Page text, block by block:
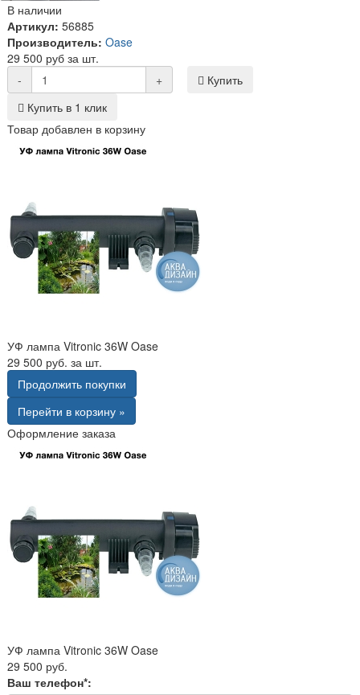
В наличии
Артикул: 56885
Производитель: Oase
29 500 руб за шт.
-
+
Купить
Купить в 1 клик
Товар добавлен в корзину
УФ лампа Vitronic 36W Oase
29 500 руб. за шт.
Продолжить покупки
Перейти в корзину »
Оформление заказа
УФ лампа Vitronic 36W Oase
29 500 руб.
Ваш телефон*: